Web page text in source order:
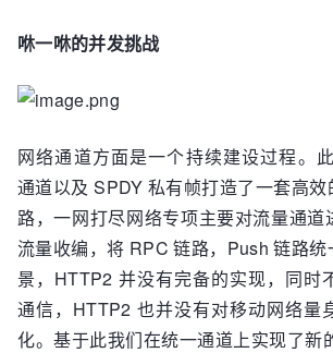
咻一咻的并发挑战
网络通道方面是一个持续建设过程。
通道以及 SPDY 私有帧打造了一套高
路，一网打尽网络专项主要对流量通道
流量收编，将 RPC 链路，Push 链路
景，HTTP2 并没有完备的实现，同时
通信，HTTP2 也并没有对移动网络量
化。基于此我们在统一通道上实现了新